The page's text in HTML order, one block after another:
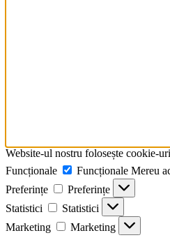
Website-ul nostru folosește cookie-
Funcționale
Funcționale Mereu
Preferințe
Preferințe
Statistici
Statistici
Marketing
Marketing